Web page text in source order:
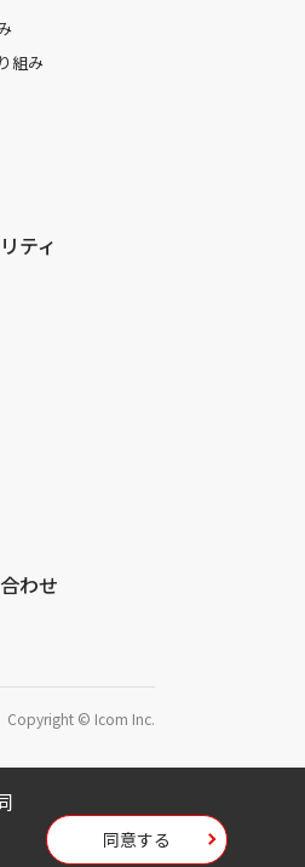
組み
ティ
わせ
Copyright © Icom Inc.
同意する